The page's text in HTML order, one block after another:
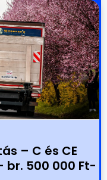
– C és CE
500 000 Ft-